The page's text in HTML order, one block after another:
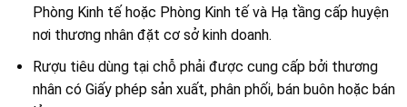
Phòng Kinh tế hoặc Phòng Kinh tế và Hạ tầng cấp huyện
nơi thương nhân đặt cơ sở kinh doanh.
Rượu tiêu dùng tại chỗ phải được cung cấp bởi thương
nhân có Giấy phép sản xuất, phân phối, bán buôn hoặc bán